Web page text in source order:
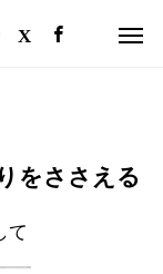
をささえる
て